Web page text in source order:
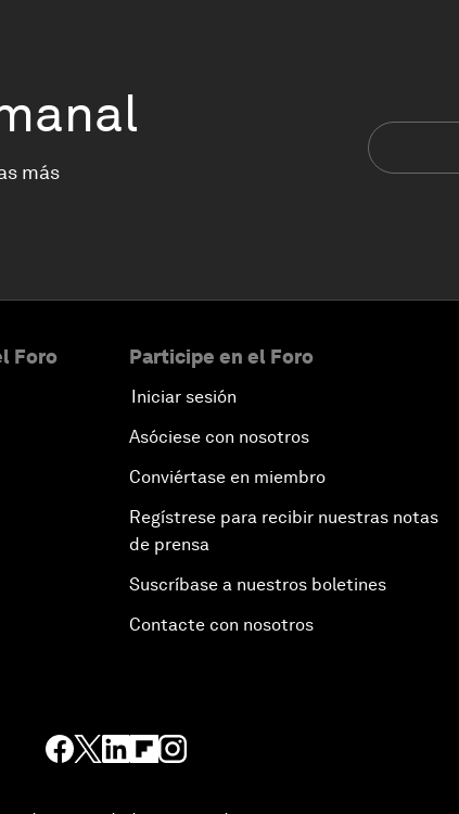
más
Foro Participe en el Foro
Iniciar sesión
Asóciese con nosotros
Conviértase en miembro
Regístrese para recibir nuestras notas
de prensa
Suscríbase a nuestros boletines
Contacte con nosotros